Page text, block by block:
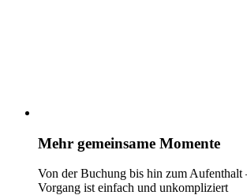
Mehr gemeinsame Momente
Von der Buchung bis hin zum Aufenthalt
Vorgang ist einfach und unkompliziert